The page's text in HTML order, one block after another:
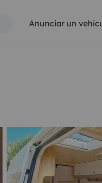
Anunciar un